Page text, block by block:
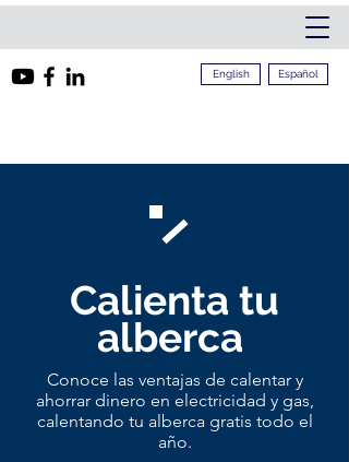
English Español
Calienta tu
alberca
Conoce las ventajas de calentar y
ahorrar dinero en electricidad y gas,
calentando tu alberca gratis todo el
año.